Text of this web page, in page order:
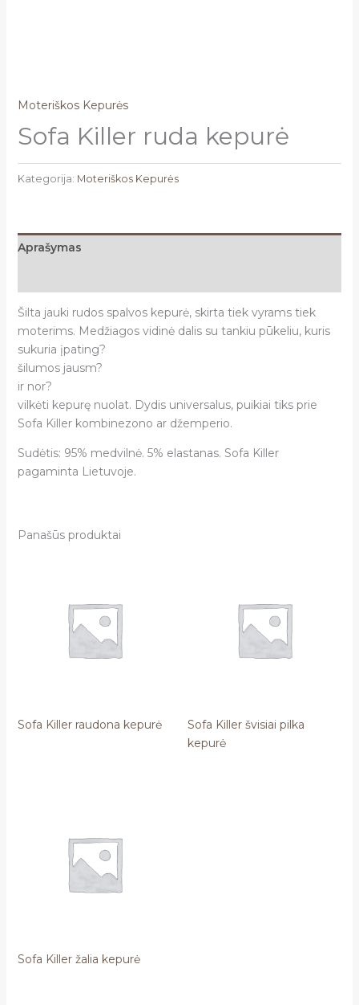
Moteriškos Kepurės
Sofa Killer ruda kepurė
Kategorija: Moteriškos Kepurės
Aprašymas
Šilta jauki rudos spalvos kepurė, skirta tiek vyrams tiek
moterims. Medžiagos vidinė dalis su tankiu pūkeliu, kuris
sukuria įpating?
šilumos jausm?
ir nor?
vilkėti kepurę nuolat. Dydis universalus, puikiai tiks prie
Sofa Killer kombinezono ar džemperio.
Sudėtis: 95% medvilnė. 5% elastanas. Sofa Killer
pagaminta Lietuvoje.
Panašūs produktai
Sofa Killer raudona kepurė
Sofa Killer švisiai pilka
kepurė
Sofa Killer žalia kepurė